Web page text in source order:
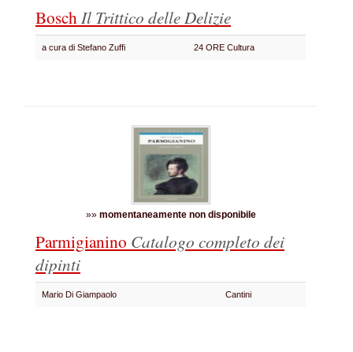
BoschIl Trittico delle Delizie
a cura di Stefano Zuffi 24 ORE Cultura
»» momentaneamente non disponibile
Parmigianino Catalogo completo dei
dipinti
Mario Di Giampaolo Cantini